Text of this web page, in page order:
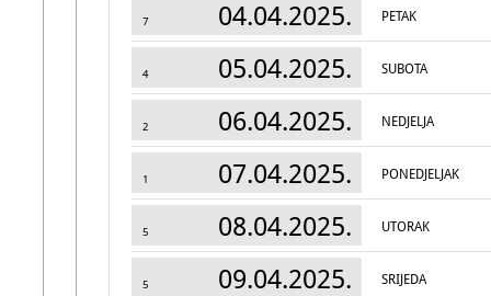
7 04.04.2025. PETAK
4 05.04.2025. SUBOTA
2 06.04.2025. NEDJELJA
1 07.04.2025. PONEDJELJAK
5 08.04.2025. UTORAK
5 09.04.2025. SRIJEDA